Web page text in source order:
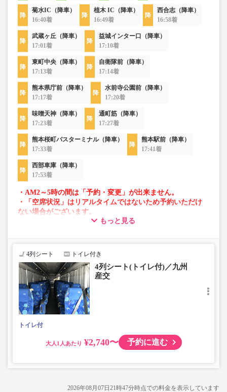
菊水IC（降車）
16:40着
植木 IC（降車）
16:49着
西合志（降車）
16:58着
武蔵ヶ丘（降車）
17:01着
益城インター口（降車）
17:10着
東町中央（降車）
17:13着
自衛隊前（降車）
17:14着
熊本県庁前（降車）
17:17着
水前寺公園前（降車）
17:20着
味噌天神（降車）
17:23着
通町筋（降車）
17:27着
熊本桜町バスターミナル（降車）
17:33着
熊本駅前（降車）
17:41着
西部車庫（降車）
17:53着
・AM2～5時の間は「予約・変更」が出来ません。
・「空席状況」はリアルタイムではないため予約いただけ
ない場合がございます。
・車両は予告なく変更となる場合がございます。これに伴
で、あらかじめご了承ください。
もっと見る
4列シート トイレ付き
4列シート(トイレ付)／九州
産交
トイレ付
大人 ¥2,740〜 予約に進む
2026年08月07日21時47分時点での料金を表示しています